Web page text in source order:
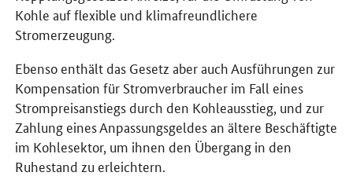
Kohle auf flexible und klimafreundlichere
Stromerzeugung.
Ebenso enthält das Gesetz aber auch Ausführungen zur
Kompensation für Stromverbraucher im Fall eines
Strompreisanstiegs durch den Kohleausstieg, und zur
Zahlung eines Anpassungsgeldes an ältere Beschäftigte
im Kohlesektor, um ihnen den Übergang in den
Ruhestand zu erleichtern.